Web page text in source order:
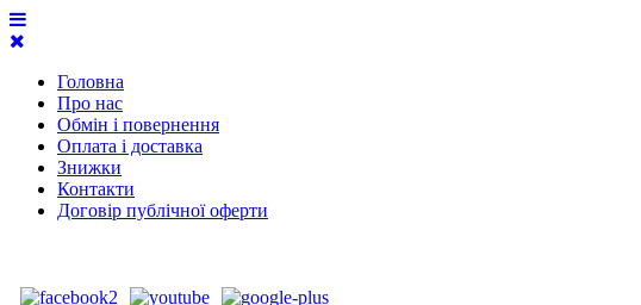
Головна
Про нас
Обмін і повернення
Оплата і доставка
Знижки
Контакти
Договір публічної оферти